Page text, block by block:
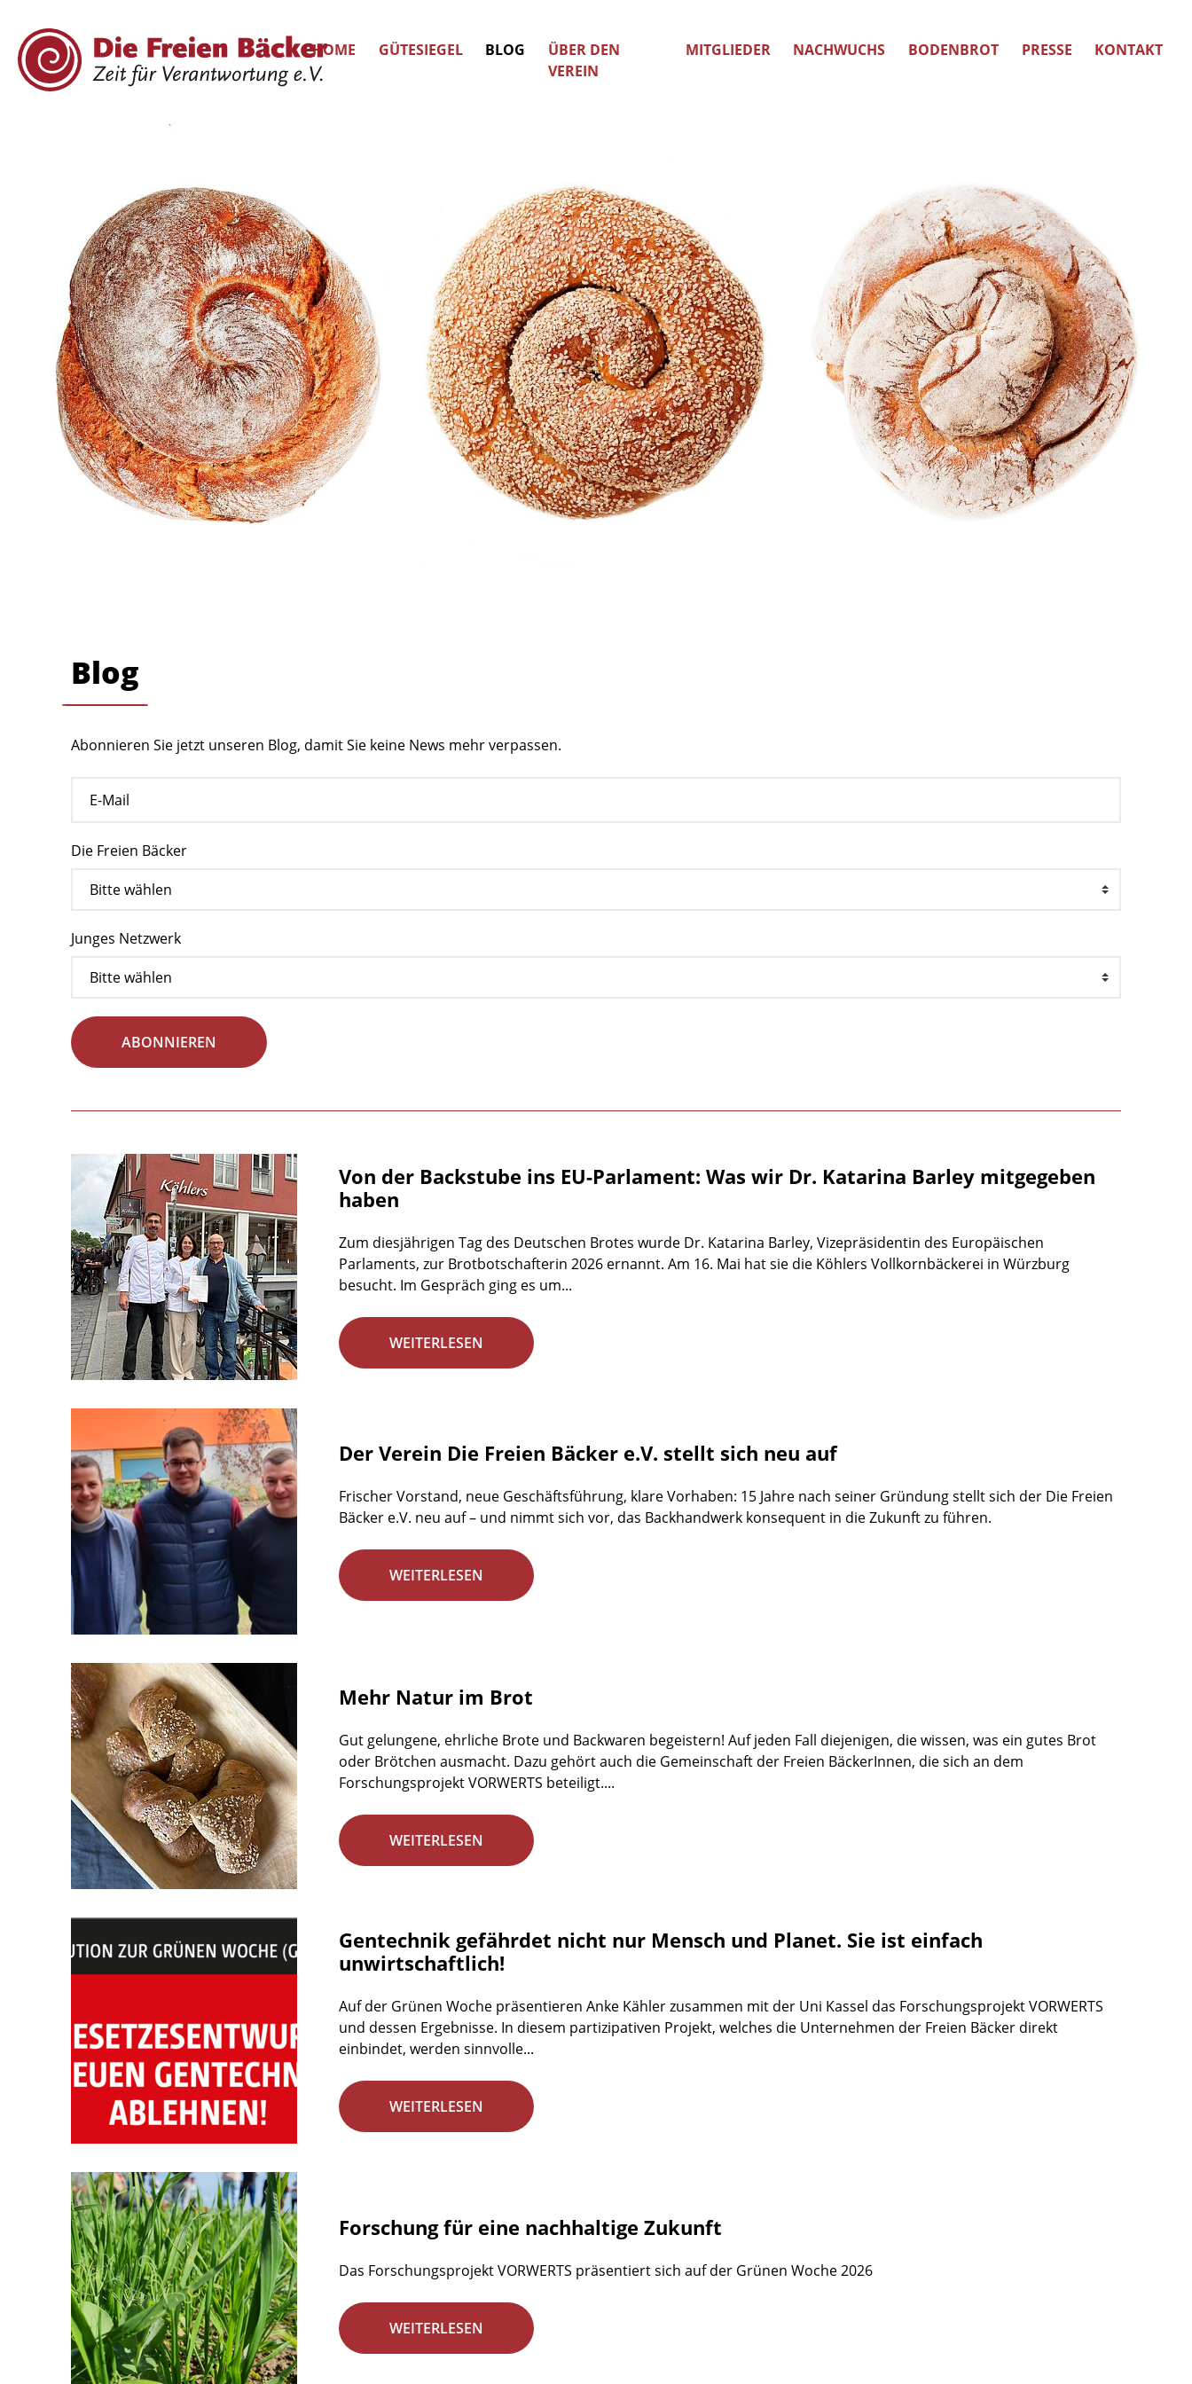
HOME GÜTESIEGEL BLOG
ÜBER DEN
VEREIN
MITGLIEDER NACHWUCHS BODENBROT PRESSE KONTAKT
Blog
Abonnieren Sie jetzt unseren Blog, damit Sie keine News mehr verpassen.
Die Freien Bäcker
Junges Netzwerk
ABONNIEREN
Von der Backstube ins EU-Parlament: Was wir Dr. Katarina Barley mitgegeben
haben
Zum diesjährigen Tag des Deutschen Brotes wurde Dr. Katarina Barley, Vizepräsidentin des Europäischen
Parlaments, zur Brotbotschafterin 2026 ernannt. Am 16. Mai hat sie die Köhlers Vollkornbäckerei in Würzburg
besucht. Im Gespräch ging es um...
WEITERLESEN
Der Verein Die Freien Bäcker e.V. stellt sich neu auf
Frischer Vorstand, neue Geschäftsführung, klare Vorhaben: 15 Jahre nach seiner Gründung stellt sich der Die Freien
Bäcker e.V. neu auf – und nimmt sich vor, das Backhandwerk konsequent in die Zukunft zu führen.
WEITERLESEN
Mehr Natur im Brot
Gut gelungene, ehrliche Brote und Backwaren begeistern! Auf jeden Fall diejenigen, die wissen, was ein gutes Brot
oder Brötchen ausmacht. Dazu gehört auch die Gemeinschaft der Freien BäckerInnen, die sich an dem
Forschungsprojekt VORWERTS beteiligt....
WEITERLESEN
Gentechnik gefährdet nicht nur Mensch und Planet. Sie ist einfach
unwirtschaftlich!
Auf der Grünen Woche präsentieren Anke Kähler zusammen mit der Uni Kassel das Forschungsprojekt VORWERTS
und dessen Ergebnisse. In diesem partizipativen Projekt, welches die Unternehmen der Freien Bäcker direkt
einbindet, werden sinnvolle...
WEITERLESEN
Forschung für eine nachhaltige Zukunft
Das Forschungsprojekt VORWERTS präsentiert sich auf der Grünen Woche 2026
WEITERLESEN